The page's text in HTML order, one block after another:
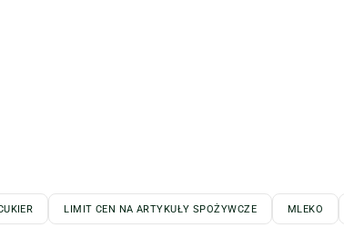
LIMIT CEN NA ARTYKUŁY SPOŻYWCZE MLEKO